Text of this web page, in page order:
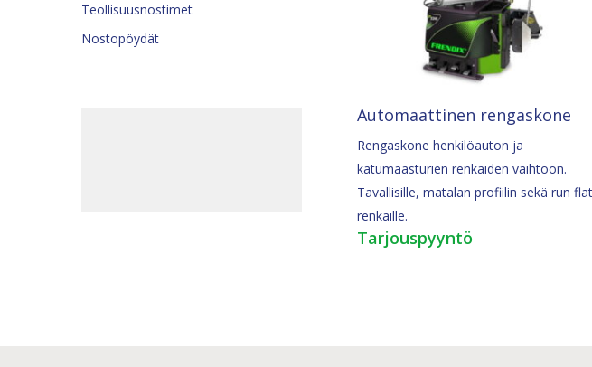
Teollisuusnostimet
Nostopöydät
Automaattinen rengaskone
Rengaskone henkilöauton ja
katumaasturien renkaiden vaihtoon.
Tavallisille, matalan profiilin sekä run
renkaille.
Tarjouspyyntö